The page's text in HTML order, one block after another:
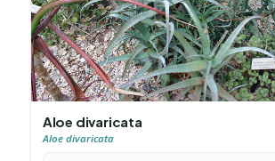
Aloe divaricata
Aloe divaricata